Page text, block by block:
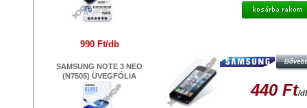
990 Ft/db
SAMSUNG NOTE 3 NEO
(N7505) ÜVEGFÓLIA
440 Ft/